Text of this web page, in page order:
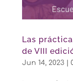
Las
de VIII
Jun 14, 2023|